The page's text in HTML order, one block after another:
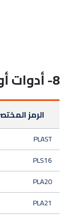
8- أدوات أوفيس بلاست
الرمز
PLAST
PLS16
PLA20
PLA21